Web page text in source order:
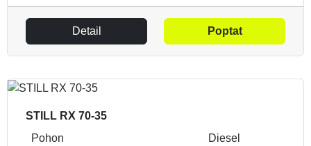
Detail Poptat
STILL RX 70-35
Pohon
Diesel